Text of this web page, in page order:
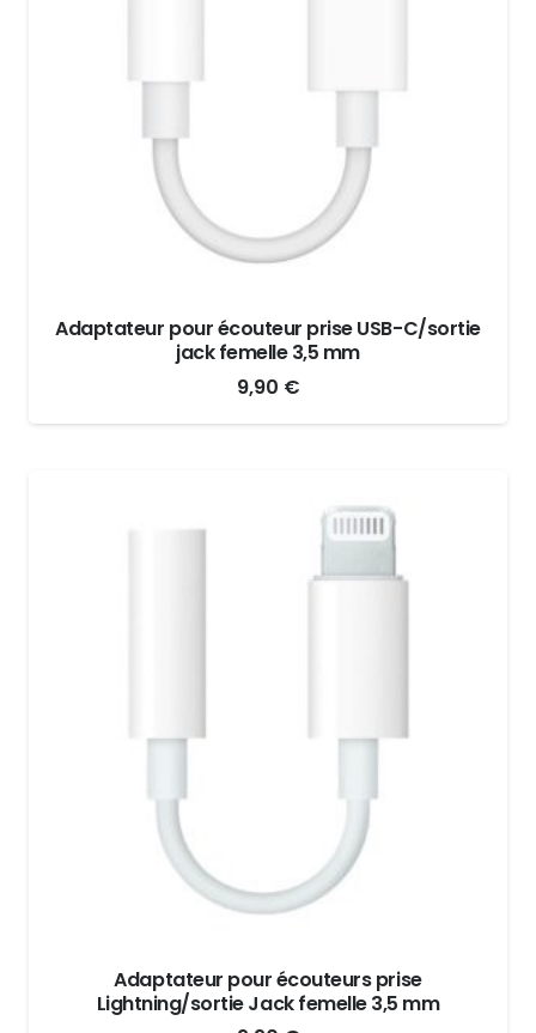
Adaptateur pour écouteur prise USB-C/sortie
jack femelle 3,5 mm
9,90 €
Adaptateur pour écouteurs prise
Lightning/sortie Jack femelle 3,5 mm